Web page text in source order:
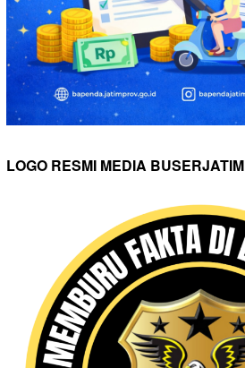
LOGO RESMI MEDIA BUSERJATIM